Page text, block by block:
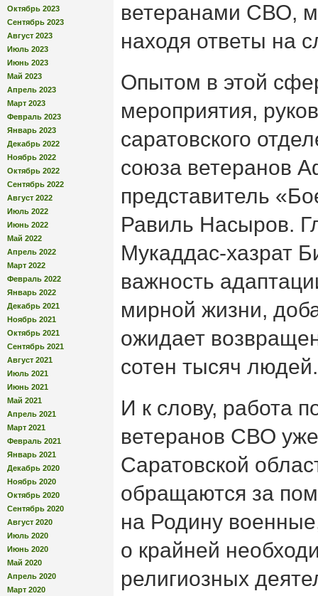
Октябрь 2023
Сентябрь 2023
Август 2023
Июль 2023
Июнь 2023
Май 2023
Апрель 2023
Март 2023
Февраль 2023
Январь 2023
Декабрь 2022
Ноябрь 2022
Октябрь 2022
Сентябрь 2022
Август 2022
Июль 2022
Июнь 2022
Май 2022
Апрель 2022
Март 2022
Февраль 2022
Январь 2022
Декабрь 2021
Ноябрь 2021
Октябрь 2021
Сентябрь 2021
Август 2021
Июль 2021
Июнь 2021
Май 2021
Апрель 2021
Март 2021
Февраль 2021
Январь 2021
Декабрь 2020
Ноябрь 2020
Октябрь 2020
Сентябрь 2020
Август 2020
Июль 2020
Июнь 2020
Май 2020
Апрель 2020
Март 2020
ветеранами СВО,
находя ответы на
Опытом в этой
мероприятия,
саратовского
союза ветеранов
представитель
Равиль Насыров.
Мукаддас-хазрат
важность
мирной жизни,
ожидает
сотен тысяч людей.
И к слову, работа
ветеранов СВО
Саратовской
обращаются за
на Родину
о крайней
религиозных